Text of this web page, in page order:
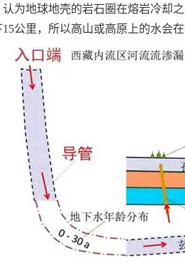
为地球地壳的岩石圈在熔岩冷却
公里，所以高山或高原上的水会